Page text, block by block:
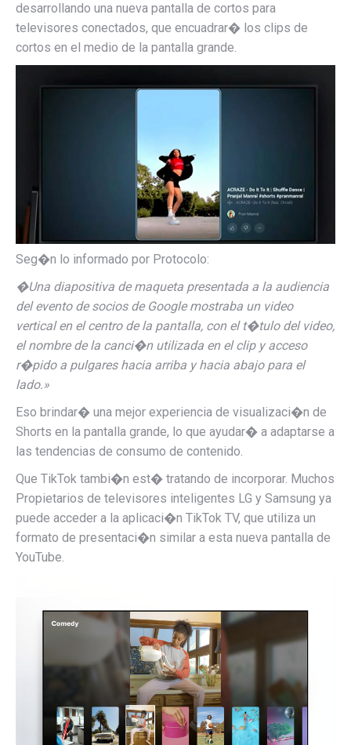
desarrollando una nueva pantalla de cortos para
televisores conectados, que encuadrar� los clips de
cortos en el medio de la pantalla grande.
Seg�n lo informado por Protocolo:
�Una diapositiva de maqueta presentada a la audiencia
del evento de socios de Google mostraba un video
vertical en el centro de la pantalla, con el t�tulo del video,
el nombre de la canci�n utilizada en el clip y acceso
r�pido a pulgares hacia arriba y hacia abajo para el
lado.»
Eso brindar� una mejor experiencia de visualizaci�n de
Shorts en la pantalla grande, lo que ayudar� a adaptarse a
las tendencias de consumo de contenido.
Que TikTok tambi�n est� tratando de incorporar. Muchos
Propietarios de televisores inteligentes LG y Samsung ya
puede acceder a la aplicaci�n TikTok TV, que utiliza un
formato de presentaci�n similar a esta nueva pantalla de
YouTube.